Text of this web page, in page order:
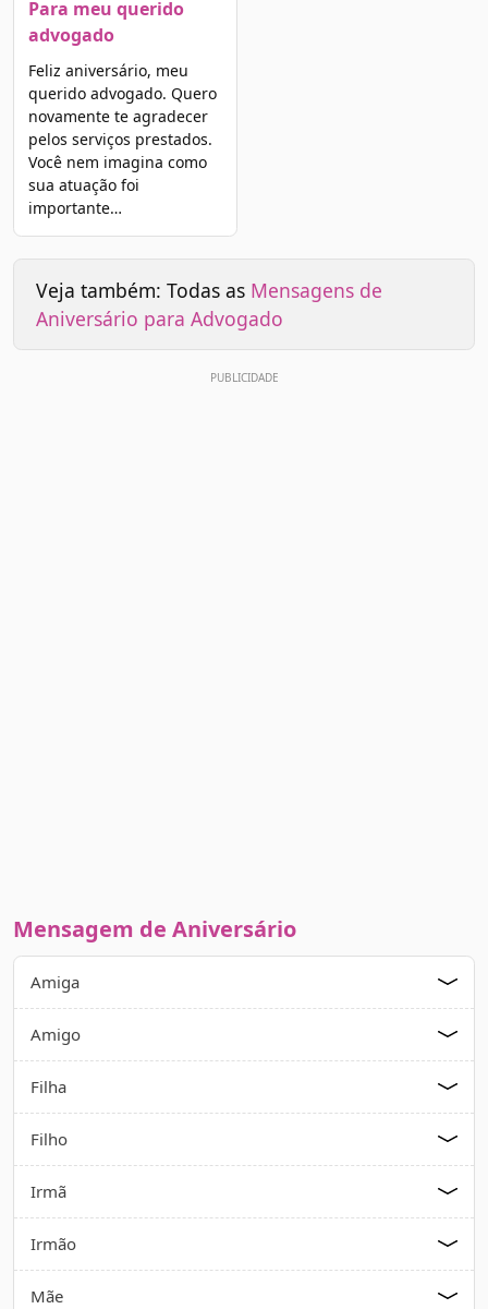
Para meu querido
advogado
Feliz aniversário, meu
querido advogado. Quero
novamente te agradecer
pelos serviços prestados.
Você nem imagina como
sua atuação foi
importante…
Veja também: Todas as Mensagens de
Aniversário para Advogado
Mensagem de Aniversário
Amiga
Amigo
Filha
Filho
Irmã
Irmão
Mãe